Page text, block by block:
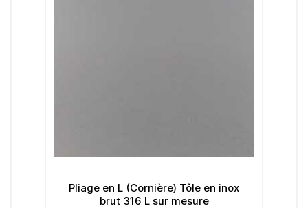
Pliage en L (Cornière) Tôle en inox
brut 316 L sur mesure